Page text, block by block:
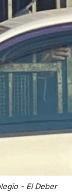
- El Deber